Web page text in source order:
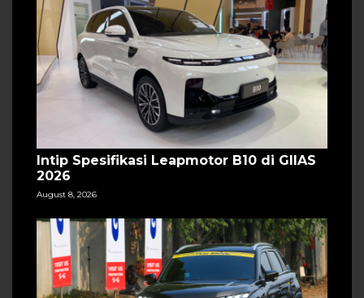
Intip Spesifikasi Leapmotor B10 di GIIAS
2026
August 8, 2026